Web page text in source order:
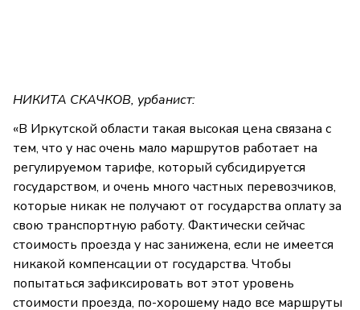
НИКИТА СКАЧКОВ, урбанист:
«В Иркутской области такая высокая цена связана с
тем, что у нас очень мало маршрутов работает на
регулируемом тарифе, который субсидируется
государством, и очень много частных перевозчиков,
которые никак не получают от государства оплату за
свою транспортную работу. Фактически сейчас
стоимость проезда у нас занижена, если не имеется
никакой компенсации от государства. Чтобы
попытаться зафиксировать вот этот уровень
стоимости проезда, по-хорошему надо все маршруты